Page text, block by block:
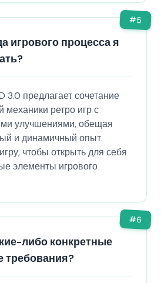
#5
игрового процесса я
3.0 предлагает сочетание
механики ретро игр с
улучшениями, обещая
и динамичный опыт.
чтобы открыть для себя
элементы игрового
#6
либо конкретные
требования?